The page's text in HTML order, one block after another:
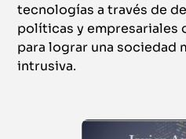
tecnologías a través de
políticas y empresariales
para lograr una sociedad
intrusiva.